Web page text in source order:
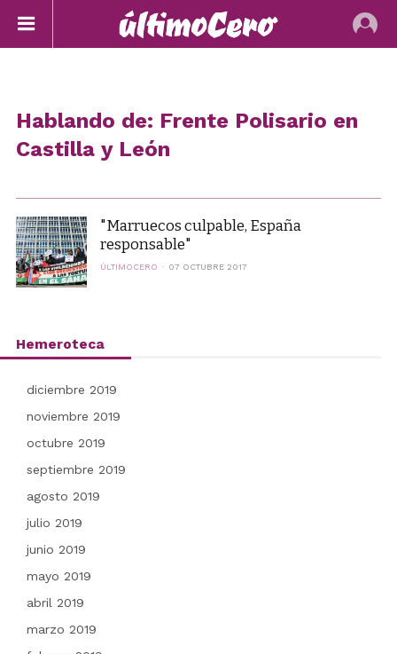
Hablando de: Frente Polisario en
Castilla y León
"Marruecos culpable, España
responsable"
ÚLTIMOCERO 07 OCTUBRE 2017
Hemeroteca
diciembre 2019
noviembre 2019
octubre 2019
septiembre 2019
agosto 2019
julio 2019
junio 2019
mayo 2019
abril 2019
marzo 2019